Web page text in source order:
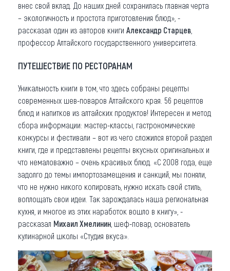
внес свой вклад. До наших дней сохранилась главная черта
– экологичность и простота приготовления блюд», -
рассказал один из авторов книги Александр Старцев
профессор Алтайского государственного университета.
ПУТЕШЕСТВИЕ ПО РЕСТОРАНАМ
Уникальность книги в том, что здесь собраны рецепты
современных шев-поваров Алтайского края. 56 рецептов
блюд и напитков из алтайских продуктов! Интересен и метод
сбора информации: мастер-классы, гастрономические
конкурсы и фестивали – вот из чего сложился второй раздел
книги, где и представлены рецепты вкусных оригинальных и
что немаловажно – очень красивых блюд. «С 2008 года, еще
задолго до темы импортозамещения и санкций, мы поняли,
что не нужно никого копировать, нужно искать свой стиль,
воплощать свои идеи. Так зарождалась наша региональная
кухня, и многое из этих наработок вошло в книгу», -
рассказал Михаил Хмелинин , шеф-повар, основатель
кулинарной школы «Студия вкуса».